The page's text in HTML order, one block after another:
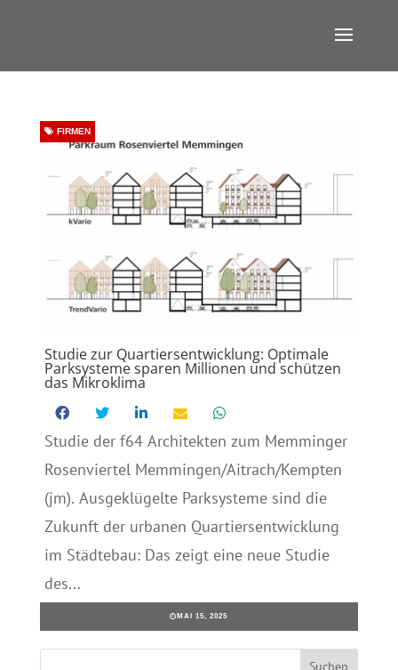
Studie zur Quartiersentwicklung: Optimale
Parksysteme sparen Millionen und schützen
das Mikroklima
FIRMEN
Studie der f64 Architekten zum Memminger
Rosenviertel Memmingen/Aitrach/Kempten
(jm). Ausgeklügelte Parksysteme sind die
Zukunft der urbanen Quartiersentwicklung
im Städtebau: Das zeigt eine neue Studie
des...
MAI 15, 2025